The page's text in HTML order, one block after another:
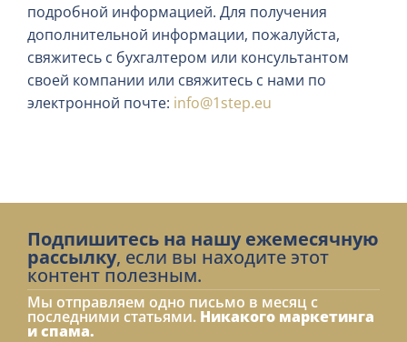
подробной информацией. Для получения
дополнительной информации, пожалуйста,
свяжитесь с бухгалтером или консультантом
своей компании или свяжитесь с нами по
электронной почте: info@1step.eu
Подпишитесь на нашу ежемесячную
рассылку, если вы находите этот
контент полезным.
Мы отправляем одно письмо в месяц с
последними статьями. Никакого маркетинга
и спама.